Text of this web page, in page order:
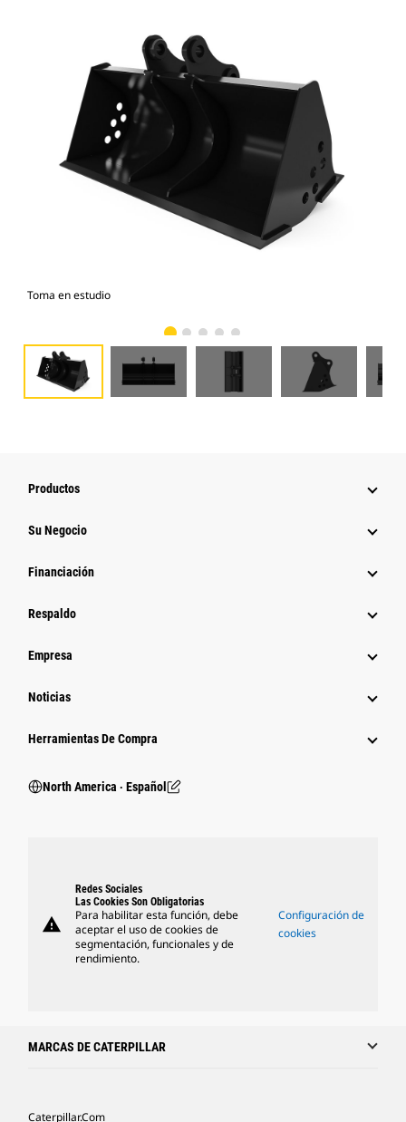
Toma en estudio
Productos
Su Negocio
Financiación
Respaldo
Empresa
Noticias
Herramientas De Compra
North America ‧ Español
warning
Redes Sociales
Las Cookies Son Obligatorias
Para habilitar esta función, debe
aceptar el uso de cookies de
segmentación, funcionales y de
rendimiento.
Configuración de
cookies
MARCAS DE CATERPILLAR
Caterpillar.com